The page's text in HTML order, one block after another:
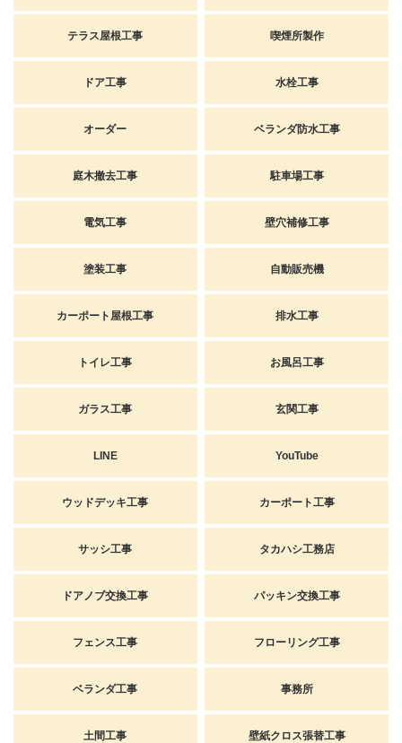
テラス屋根工事 喫煙所製作
ドア工事 水栓工事
オーダー ベランダ防水工事
庭木撤去工事 駐車場工事
電気工事 壁穴補修工事
塗装工事 自動販売機
カーポート屋根工事 排水工事
トイレ工事 お風呂工事
ガラス工事 玄関工事
LINE YouTube
ウッドデッキ工事 カーポート工事
サッシ工事 タカハシ工務店
ドアノブ交換工事 パッキン交換工事
フェンス工事 フローリング工事
ベランダ工事 事務所
土間工事 壁紙クロス張替工事